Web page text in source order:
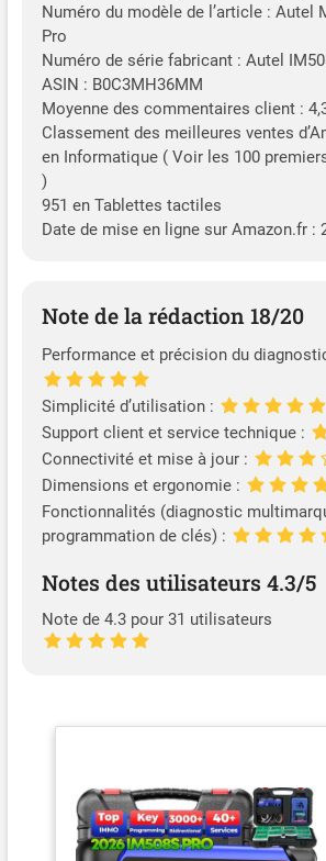
Numéro du modèle de l’article : Autel
Pro
Numéro de série fabricant : Autel
ASIN : B0C3MH36MM
Moyenne des commentaires client :
Classement des meilleures ventes
en Informatique ( Voir les 100
)
951 en Tablettes tactiles
Date de mise en ligne sur Amazon.fr :
Note de la rédaction 18/20
Performance et précision du
Simplicité d’utilisation :
Support client et service technique :
Connectivité et mise à jour :
Dimensions et ergonomie :
Fonctionnalités (diagnostic
programmation de clés) :
Notes des utilisateurs 4.3/5
Note de 4.3 pour 31 utilisateurs